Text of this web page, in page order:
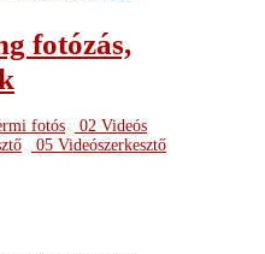
fotózás,
fotós
02 Videós
05 Videószerkesztő